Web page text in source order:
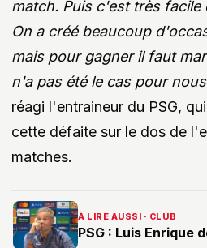
match. Puis c'est très facile
On a créé beaucoup
mais pour gagner il faut
n'a pas été le cas pour
réagi l'entraineur du PSG,
cette défaite sur le dos de
matches.
À LIRE AUSSI · CLUB
PSG : Luis Enrique